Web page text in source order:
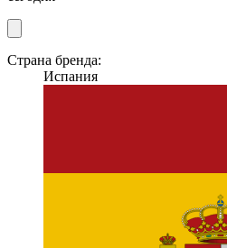
Страна бренда:
Испания